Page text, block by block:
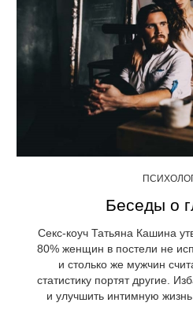
Беседы о
Секс-коуч Татьяна Кашина
80% женщин в постели не
и столько же мужчин
статистику портят другие.
и улучшить интимную